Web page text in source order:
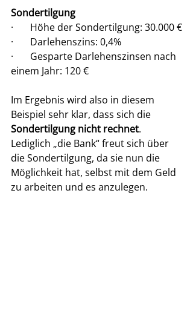
Sondertilgung
·       Höhe der Sondertilgung: 30.000 €
·       Darlehenszins: 0,4%
·       Gesparte Darlehenszinsen nach
einem Jahr: 120 €
Im Ergebnis wird also in diesem
Beispiel sehr klar, dass sich die
Sondertilgung nicht rechnet.
Lediglich „die Bank“ freut sich über
die Sondertilgung, da sie nun die
Möglichkeit hat, selbst mit dem Geld
zu arbeiten und es anzulegen.